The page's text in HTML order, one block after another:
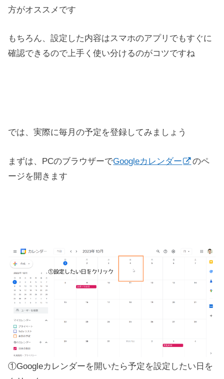
方がオススメです
もちろん、設定した内容はスマホのアプリでもすぐに
確認できるので上手く使い分けるのがコツですね
では、実際に毎月の予定を登録してみましょう
まずは、PCのブラウザーでGoogleカレンダー
のペ
ージを開きます
①Googleカレンダーを開いたら予定を設定したい日を